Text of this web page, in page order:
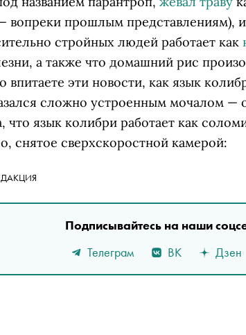
вопреки прошлым представлениям),
стройных людей работает как
а также что домашний рис
впитаете эти новости, как язык
сложно устроенным мочалом —
что язык колибри работает как
снятое сверхскоростной камерой:
Подписывайтесь на наши
Телеграм
ВК Дзен